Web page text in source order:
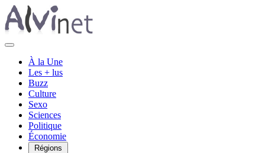
À la Une
Les + lus
Buzz
Culture
Sexo
Sciences
Politique
Économie
Régions